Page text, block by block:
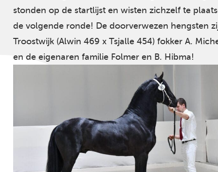
stonden op de startlijst en wisten zichzelf te
de volgende ronde! De doorverwezen hengsten
Troostwijk (Alwin 469 x Tsjalle 454) fokker A.
en de eigenaren familie Folmer en B. Hibma!